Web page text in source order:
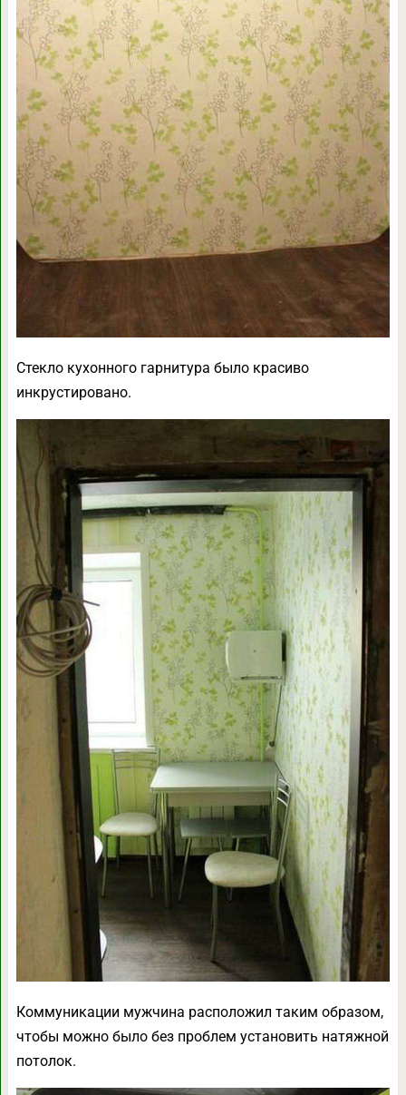
Стекло кухонного гарнитура было красиво
инкрустировано.
Коммуникации мужчина расположил таким образом,
чтобы можно было без проблем установить натяжной
потолок.